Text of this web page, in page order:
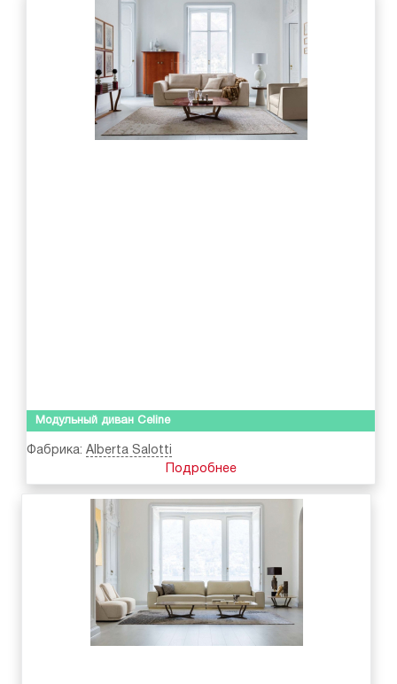
Модульный диван Celine
Фабрика: Alberta Salotti
Подробнее